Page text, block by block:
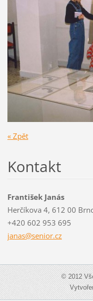
« Zpět
Kontakt
František Janás
Herčíkova 4, 612 00
+420 602 953 695
janas@senior.cz
© 2012